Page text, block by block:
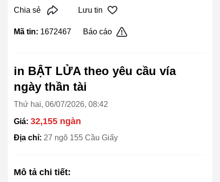
Chia sẻ Lưu tin
Mã tin: 1672467 Báo cáo
in BẬT LỬA theo yêu cầu vía
ngày thần tài
Thứ hai, 06/07/2026, 08:42
Giá: 32,155 ngàn
Địa chỉ: 27 ngõ 155 Cầu Giấy
Mô tả chi tiết: